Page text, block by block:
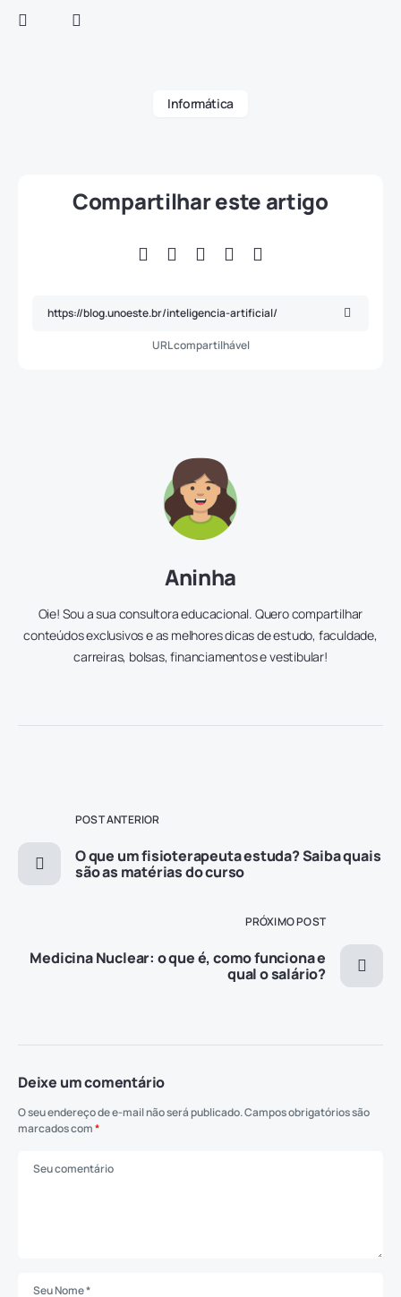
Informática
Compartilhar este artigo
URL compartilhável
Aninha
Oie! Sou a sua consultora educacional. Quero compartilhar
conteúdos exclusivos e as melhores dicas de estudo, faculdade,
carreiras, bolsas, financiamentos e vestibular!
POST ANTERIOR
O que um fisioterapeuta estuda? Saiba quais
são as matérias do curso
PRÓXIMO POST
Medicina Nuclear: o que é, como funciona e
qual o salário?
Deixe um comentário
O seu endereço de e-mail não será publicado.Campos obrigatórios são
marcados com*